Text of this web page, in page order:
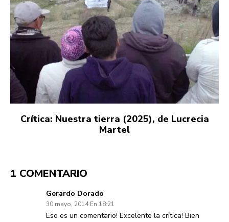
Crítica: Nuestra tierra (2025), de Lucrecia
Martel
1 COMENTARIO
Gerardo Dorado
30 mayo, 2014 En 18:21
Eso es un comentario! Excelente la crítica! Bien